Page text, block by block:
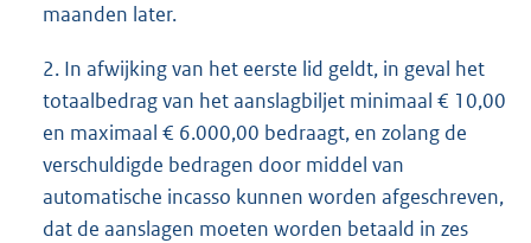
maanden later.
2. In afwijking van het eerste lid geldt, in geval het
totaalbedrag van het aanslagbiljet minimaal € 10,00
en maximaal € 6.000,00 bedraagt, en zolang de
verschuldigde bedragen door middel van
automatische incasso kunnen worden afgeschreven,
dat de aanslagen moeten worden betaald in zes